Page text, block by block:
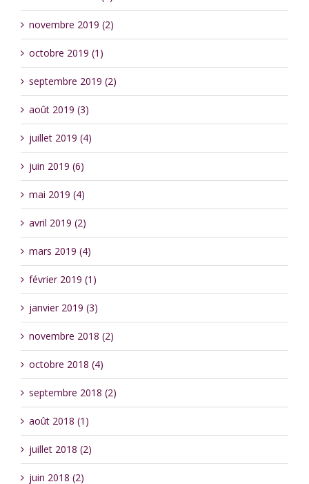
novembre 2019 (2)
octobre 2019 (1)
septembre 2019 (2)
août 2019 (3)
juillet 2019 (4)
juin 2019 (6)
mai 2019 (4)
avril 2019 (2)
mars 2019 (4)
février 2019 (1)
janvier 2019 (3)
novembre 2018 (2)
octobre 2018 (4)
septembre 2018 (2)
août 2018 (1)
juillet 2018 (2)
juin 2018 (2)